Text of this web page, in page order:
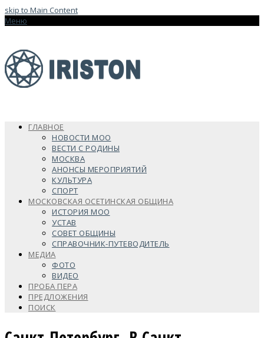
skip to Main Content
Меню
ГЛАВНОЕ
НОВОСТИ МОО
ВЕСТИ С РОДИНЫ
МОСКВА
АНОНСЫ МЕРОПРИЯТИЙ
КУЛЬТУРА
СПОРТ
МОСКОВСКАЯ ОСЕТИНСКАЯ ОБЩИНА
ИСТОРИЯ МОО
УСТАВ
СОВЕТ ОБЩИНЫ
СПРАВОЧНИК-ПУТЕВОДИТЕЛЬ
МЕДИА
ФОТО
ВИДЕО
ПРОБА ПЕРА
ПРЕДЛОЖЕНИЯ
ПОИСК